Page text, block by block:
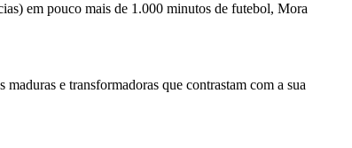
em pouco mais de 1.000 minutos de futebol, Mora
e transformadoras que contrastam com a sua